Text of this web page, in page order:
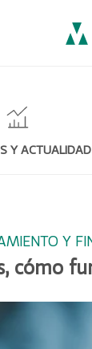
Y ACTUALIDAD
Y
cómo